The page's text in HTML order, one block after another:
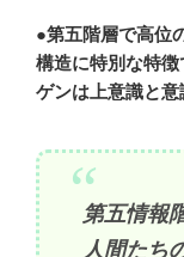
●第五階層で高位
構造に特別な特
ゲンは上意識と
第五情報
人間たち